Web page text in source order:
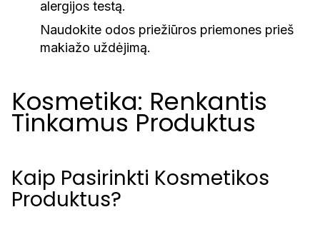
alergijos testą.
Naudokite odos priežiūros priemones prieš
makiažo uždėjimą.
Kosmetika: Renkantis
Tinkamus Produktus
Kaip Pasirinkti Kosmetikos
Produktus?